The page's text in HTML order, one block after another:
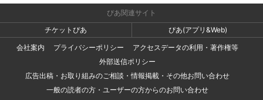
ぴあ関連サイト
チケットぴあ
ぴあ(アプリ&Web)
会社案内
プライバシーポリシー
アクセスデータの利用・著作権等
外部送信ポリシー
広告出稿・お取り組みのご相談・情報掲載・その他お問い合わせ
一般の読者の方・ユーザーの方からのお問い合わせ